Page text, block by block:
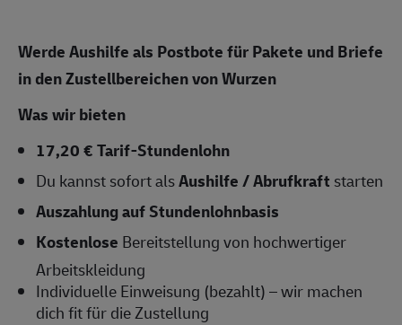
Werde Aushilfe als Postbote für Pakete und Briefe
in den Zustellbereichen von Wurzen
Was wir bieten
17,20 € Tarif-Stundenlohn
Du kannst sofort alsAushilfe / Abrufkraft starten
Auszahlung auf Stundenlohnbasis
Kostenlose Bereitstellung von hochwertiger
Arbeitskleidung
Individuelle Einweisung (bezahlt) – wir machen
dich fit für die Zustellung